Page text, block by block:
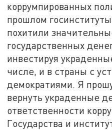
коррумпированных
прошлом
похитили
государственных
инвестируя
числе, и в страны с
демократиями. Я
вернуть украденные
ответственности
Государства и